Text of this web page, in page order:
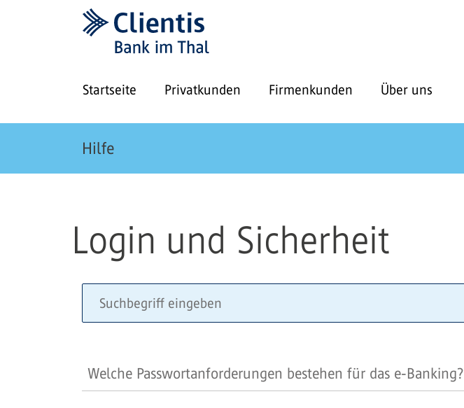
Startseite Privatkunden Firmenkunden Über uns
Hilfe
Login und Sicherheit
Welche Passwortanforderungen bestehen für das e-Banking?